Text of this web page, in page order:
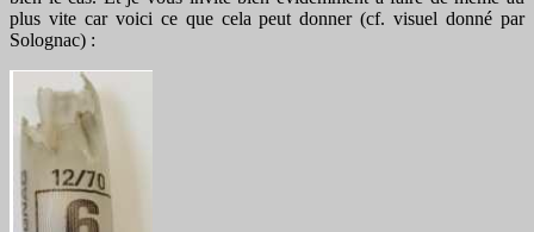
plus vite car voici ce que cela peut donner (cf. visuel donné par
Solognac) :